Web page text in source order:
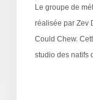
Le groupe de
réalisée par Zev
Could Chew.
studio des natifs